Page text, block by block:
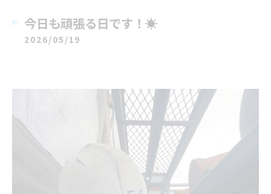
今日も頑張る日です！☀️
2026/05/19